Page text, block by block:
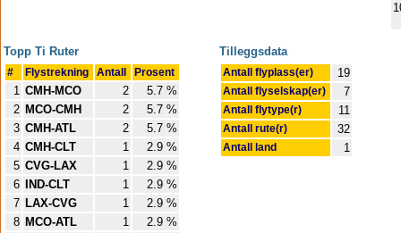
Topp Ti Ruter
# Flystrekning Antall Prosent
1 CMH-MCO 2
5.7 %
2 MCO-CMH 2
5.7 %
3 CMH-ATL 2
5.7 %
4 CMH-CLT 1
2.9 %
5 CVG-LAX 1
2.9 %
6
IND-CLT 1
2.9 %
7 LAX-CVG 1
2.9 %
8 MCO-ATL 1
2.9 %
Tilleggsdata
Antall flyplass(er) 19
Antall flyselskap(er) 7
Antall flytype(r) 11
Antall rute(r) 32
Antall land 1